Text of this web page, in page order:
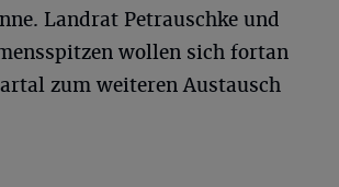
Landrat Petrauschke und
wollen sich fortan
zum weiteren Austausch